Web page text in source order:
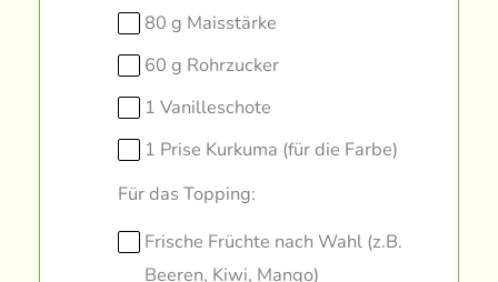
80 g Maisstärke
60 g Rohrzucker
1 Vanilleschote
1 Prise Kurkuma (für die Farbe)
Für das Topping:
Frische Früchte nach Wahl (z.B.
Beeren, Kiwi, Mango)